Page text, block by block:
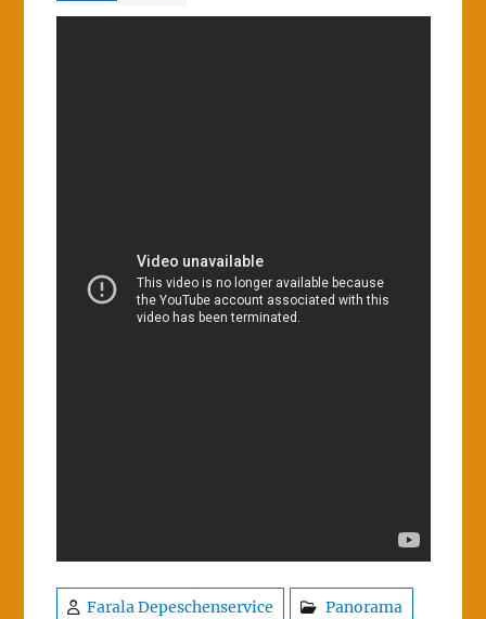
Farala Depeschenservice Panorama